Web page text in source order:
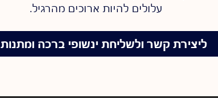
עלולים להיות ארוכים מהרגיל.
ליצירת קשר ולשליחת ינשופי ברכה ומתנות